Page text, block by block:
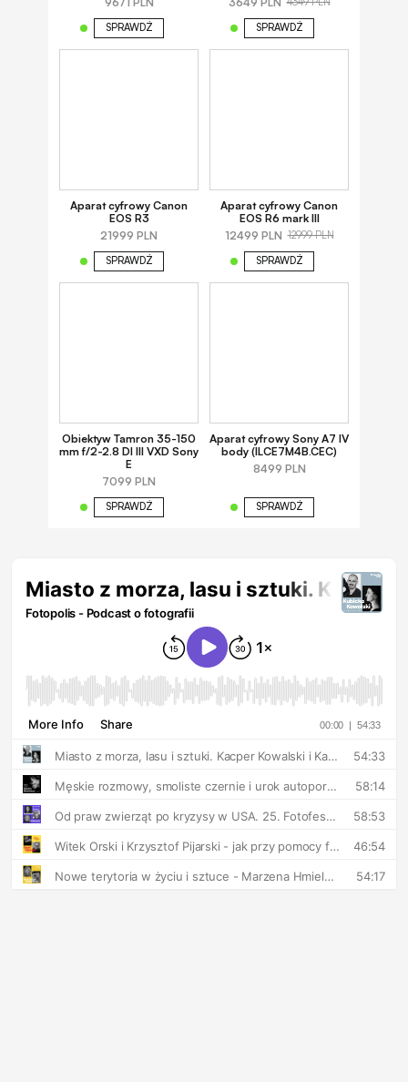
SPRAWDŹ
SPRAWDŹ
Aparat cyfrowy Canon
EOS R3
21999 PLN
SPRAWDŹ
Aparat cyfrowy Canon
EOS R6 mark III
12499 PLN 12999 PLN
SPRAWDŹ
Obiektyw Tamron 35-150
mm f/2-2.8 DI III VXD Sony
E
7099 PLN
SPRAWDŹ
Aparat cyfrowy Sony A7 IV
body (ILCE7M4B.CEC)
8499 PLN
SPRAWDŹ